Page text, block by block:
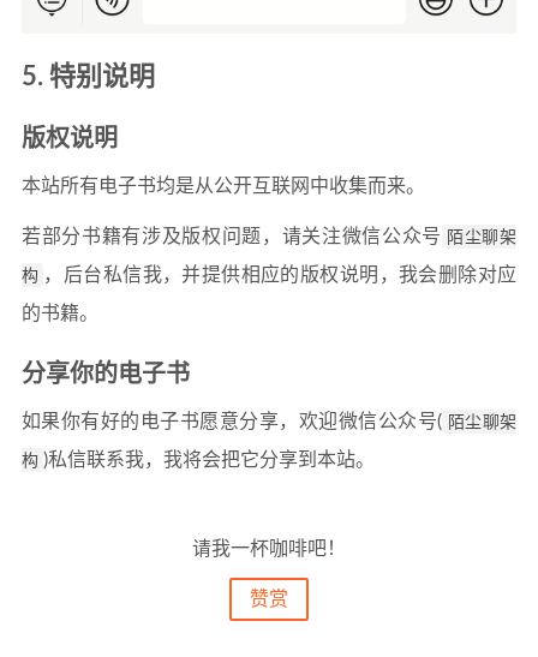
5. 特别说明
版权说明
本站所有电子书均是从公开互联网中收集而来。
若部分书籍有涉及版权问题，请关注微信公众号 陌尘聊架
构 ，后台私信我，并提供相应的版权说明，我会删除对应
的书籍。
分享你的电子书
如果你有好的电子书愿意分享，欢迎微信公众号( 陌尘聊架
构 )私信联系我，我将会把它分享到本站。
请我一杯咖啡吧！
赞赏